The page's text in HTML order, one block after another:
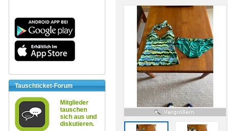
Tauschticket-Forum
Mitglieder
tauschen
sich aus und
diskutieren.